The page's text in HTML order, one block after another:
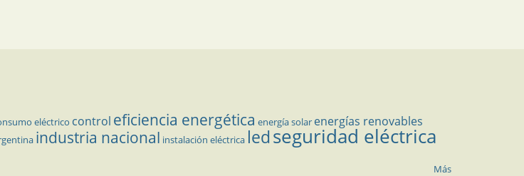
eléctrico control eficiencia energética energía solar energías renovables
industria nacional instalación eléctrica ledseguridad eléctrica
Más